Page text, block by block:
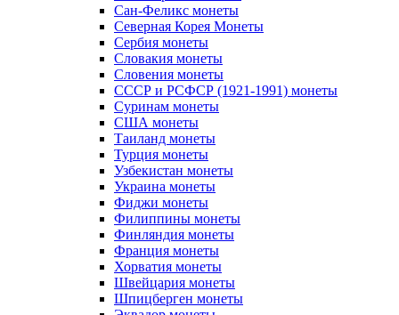
Сан-Феликс монеты
Северная Корея Монеты
Сербия монеты
Словакия монеты
Словения монеты
СССР и РСФСР (1921-1991) монеты
Суринам монеты
США монеты
Таиланд монеты
Турция монеты
Узбекистан монеты
Украина монеты
Фиджи монеты
Филиппины монеты
Финляндия монеты
Франция монеты
Хорватия монеты
Швейцария монеты
Шпицберген монеты